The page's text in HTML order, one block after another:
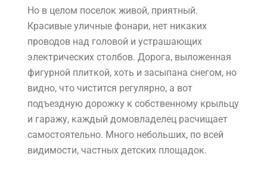
Но в целом поселок живой, приятный.
Красивые уличные фонари, нет никаких
проводов над головой и устрашающих
электрических столбов. Дорога, выложенная
фигурной плиткой, хоть и засыпана снегом, но
видно, что чистится регулярно, а вот
подъездную дорожку к собственному крыльцу
и гаражу, каждый домовладелец расчищает
самостоятельно. Много небольших, по всей
видимости, частных детских площадок.